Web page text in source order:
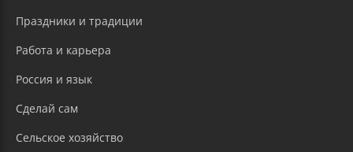
Праздники и традиции
Работа и карьера
Россия и язык
Сделай сам
Сельское хозяйство